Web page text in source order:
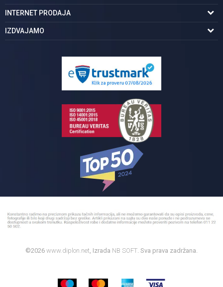
Podaci o trgovcu
Karijera | postani deo tima
Uslovi korišćenja
Politika privatnosti
INTERNET PRODAJA
Kako kupiti
IZDVAJAMO
Pločice za kupatilo
©2026 www.diplon.net , Izrada NB SOFT . Sva prava zadržana.